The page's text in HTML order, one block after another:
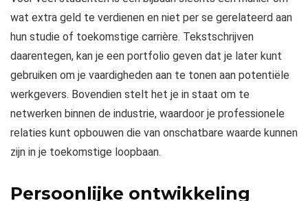
wat extra geld te verdienen en niet per se gerelateerd aan
hun studie of toekomstige carrière. Tekstschrijven
daarentegen, kan je een portfolio geven dat je later kunt
gebruiken om je vaardigheden aan te tonen aan potentiële
werkgevers. Bovendien stelt het je in staat om te
netwerken binnen de industrie, waardoor je professionele
relaties kunt opbouwen die van onschatbare waarde kunnen
zijn in je toekomstige loopbaan.
Persoonlijke ontwikkeling